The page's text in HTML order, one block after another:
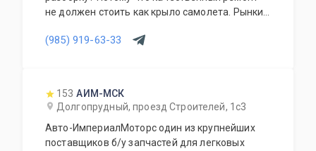
не должен стоить как крыло самолета. Рынки
отличных доноров с живыми узлами. Мы
(985) 919-63-33
153 АИМ-МСК
Долгопрудный, проезд Строителей, 1с3
Авто-ИмпериалМоторс один из крупнейших
поставщиков б/у запчастей для легковых